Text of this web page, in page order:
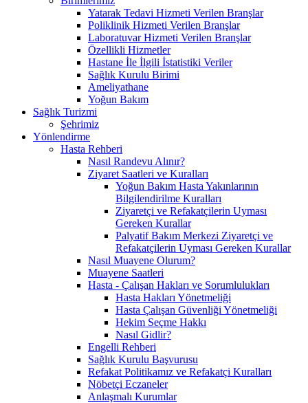
Yatarak Tedavi Hizmeti Verilen Branşlar
Poliklinik Hizmeti Verilen Branşlar
Laboratuvar Hizmeti Verilen Branşlar
Özellikli Hizmetler
Hastane İle İlgili İstatistiki Veriler
Sağlık Kurulu Birimi
Ameliyathane
Yoğun Bakım
Sağlık Turizmi
Şehrimiz
Yönlendirme
Hasta Rehberi
Nasıl Randevu Alınır?
Ziyaret Saatleri ve Kuralları
Yoğun Bakım Hasta Yakınlarının
Bilgilendirilme Kuralları
Ziyaretçi ve Refakatçilerin Uyması
Gereken Kurallar
Palyatif Bakım Merkezi Ziyaretçi ve
Refakatçilerin Uyması Gereken Kurallar
Nasıl Muayene Olurum?
Muayene Saatleri
Hasta - Çalışan Hakları ve Sorumlulukları
Hasta Hakları Yönetmeliği
Hasta Çalışan Güvenliği Yönetmeliği
Hekim Seçme Hakkı
Nasıl Gidlir?
Engelli Rehberi
Sağlık Kurulu Başvurusu
Refakat Politikamız ve Refakatçi Kuralları
Nöbetçi Eczaneler
Anlaşmalı Kurumlar